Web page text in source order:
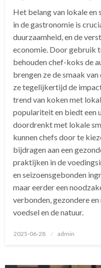
Het belang van lokale en
in de gastronomie is
duurzaamheid, en de
economie. Door gebruik
behouden chef-koks de
brengen ze de smaak
ze tegelijkertijd de
trend van koken met
populariteit en biedt een
doordrenkt met lokale
kunnen chefs door te
bijdragen aan een
praktijken in de
en seizoensgebonden
maar eerder een
verbonden, gezondere
voedsel en de natuur.
Geplaatst
2025-06-28 admin